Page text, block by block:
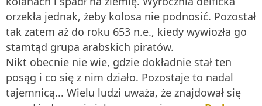
orzekła jednak, żeby kolosa nie podnosić. Pozostał
tak zatem aż do roku 653 n.e., kiedy wywiozła go
stamtąd grupa arabskich piratów.
Nikt obecnie nie wie, gdzie dokładnie stał ten
posąg i co się z nim działo. Pozostaje to nadal
tajemnicą... Wielu ludzi uważa, że znajdował się